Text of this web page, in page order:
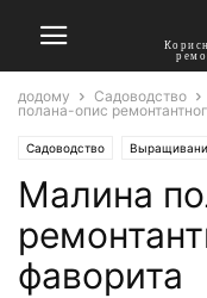
додому Садоводство
полана-опис
Садоводство
Малина
фаворита